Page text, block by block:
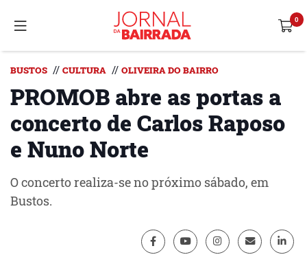
BUSTOS // CULTURA // OLIVEIRA DO BAIRRO
PROMOB abre as portas a
concerto de Carlos Raposo
e Nuno Norte
O concerto realiza-se no próximo sábado, em
Bustos.